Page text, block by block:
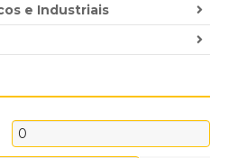
e Industriais